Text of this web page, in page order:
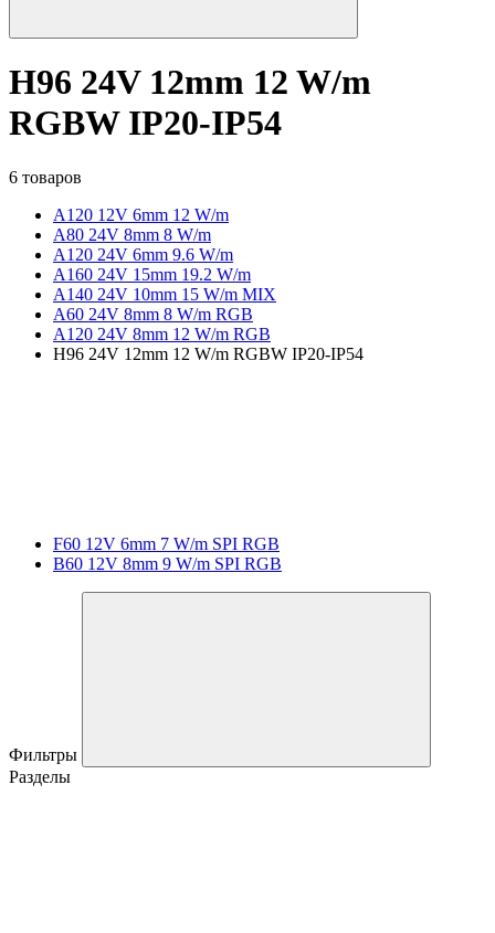
H96 24V 12mm 12 W/m
RGBW IP20-IP54
6 товаров
A120 12V 6mm 12 W/m
А80 24V 8mm 8 W/m
A120 24V 6mm 9.6 W/m
A160 24V 15mm 19.2 W/m
A140 24V 10mm 15 W/m MIX
A60 24V 8mm 8 W/m RGB
A120 24V 8mm 12 W/m RGB
H96 24V 12mm 12 W/m RGBW IP20-IP54
F60 12V 6mm 7 W/m SPI RGB
B60 12V 8mm 9 W/m SPI RGB
Фильтры
Разделы